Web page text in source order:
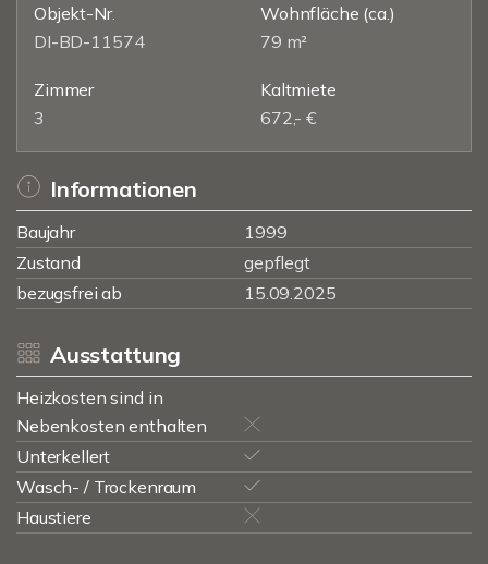
Objekt-Nr.
DI-BD-11574
Wohnfläche (ca.)
79 m²
Zimmer
3
Kaltmiete
672,- €
Informationen
Baujahr
1999
Zustand
gepflegt
bezugsfrei ab
15.09.2025
Ausstattung
Heizkosten sind in
Nebenkosten enthalten
Unterkellert
Wasch- / Trockenraum
Haustiere